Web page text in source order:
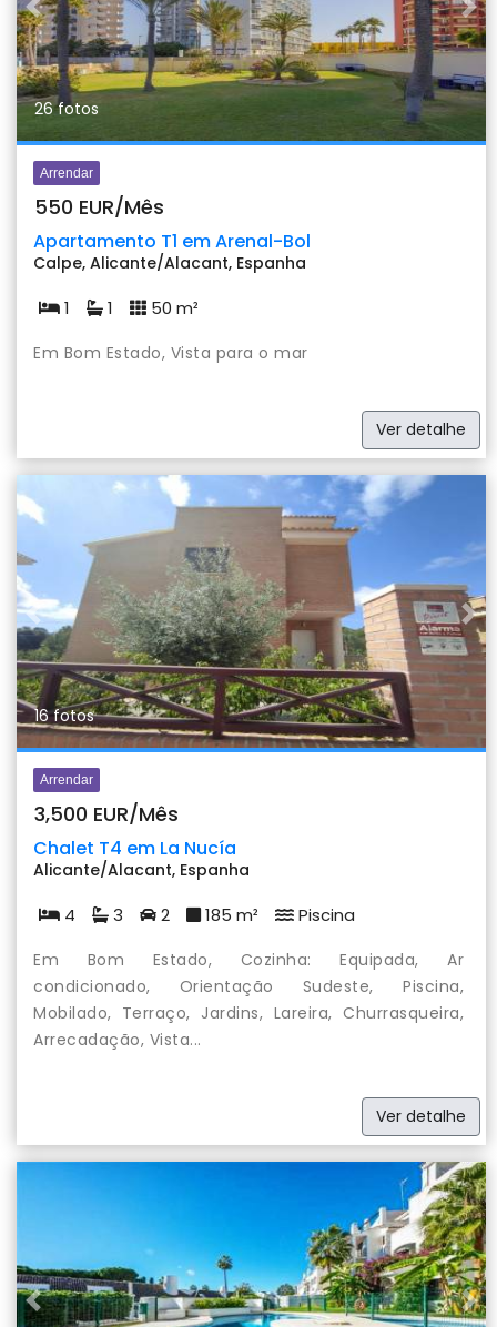
Previous
26 fotos
Arrendar
550 EUR/Mês
Apartamento T1 em Arenal-Bol
Calpe, Alicante/Alacant, Espanha
1 1 50 m²
Em Bom Estado, Vista para o mar
Ver detalhe
Previous
16 fotos
Arrendar
3,500 EUR/Mês
Chalet T4 em La Nucía
Alicante/Alacant, Espanha
4 3 2 185 m² Piscina
Em Bom Estado, Cozinha: Equipada, Ar
condicionado, Orientação Sudeste, Piscina,
Mobilado, Terraço, Jardins, Lareira, Churrasqueira,
Arrecadação, Vista...
Ver detalhe
Previous